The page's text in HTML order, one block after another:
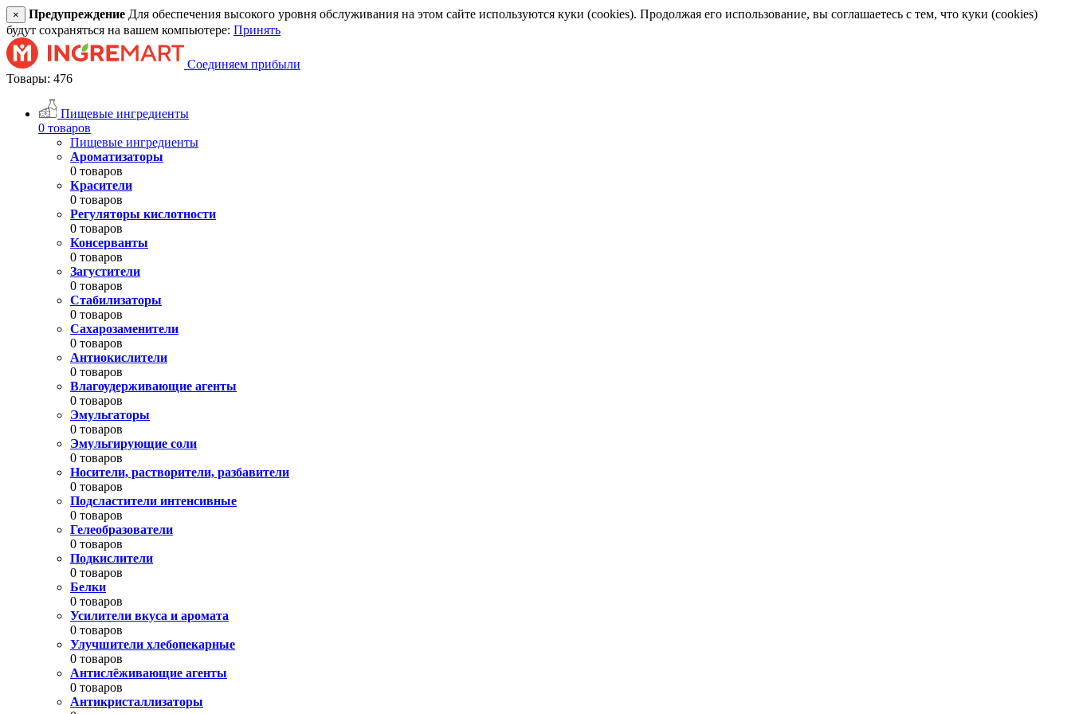
× Предупреждение Для обеспечения высокого уровня обслуживания на этом сайте используются куки (cookies). Продолжая его использование, вы соглашаетесь с тем, что куки (cookies)
будут сохраняться на вашем компьютере: Принять
Соединяем прибыли
Товары: 476
Пищевые ингредиенты
0 товаров
Пищевые ингредиенты
Ароматизаторы
0 товаров
Красители
0 товаров
Регуляторы кислотности
0 товаров
Консерванты
0 товаров
Загустители
0 товаров
Стабилизаторы
0 товаров
Сахарозаменители
0 товаров
Антиокислители
0 товаров
Влагоудерживающие агенты
0 товаров
Эмульгаторы
0 товаров
Эмульгирующие соли
0 товаров
Носители, растворители, разбавители
0 товаров
Подсластители интенсивные
0 товаров
Гелеобразователи
0 товаров
Подкислители
0 товаров
Белки
0 товаров
Усилители вкуса и аромата
0 товаров
Улучшители хлебопекарные
0 товаров
Антислёживающие агенты
0 товаров
Антикристаллизаторы